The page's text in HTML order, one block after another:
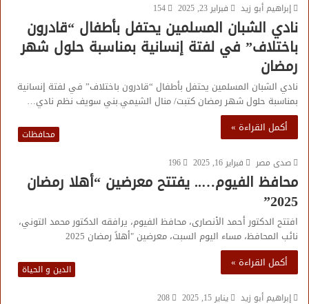
إبراهيم أبو زيد
فبراير 23, 2025 154
نادي الشبان المسلمين يحتفل بأطفال “قادرون
باختلاف” في لفتة إنسانية بمناسبة حلول شهر
رمضان
نادي الشبان المسلمين يحتفل بأطفال “قادرون باختلاف” في لفتة إنسانية
بمناسبة حلول شهر رمضان كتبت/ منال الشيمي.بني سويف نظم نادي…
أكمل القراءة »
محافظات
صدى مصر
فبراير 16, 2025 196
محافظ الفيوم….. يفتتح معرضين “أهلا رمضان
2025”
افتتح الدكتور أحمد الأنصارى، محافظ الفيوم، يرافقه الدكتور محمد التوني،
نائب المحافظ، مساء اليوم السبت، معرضين "أهلاً رمضان 2025
أكمل القراءة »
الدين و الحياة
إبراهيم أبو زيد
يناير 15, 2025 208